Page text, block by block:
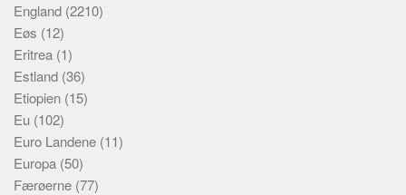
England (2210)
Eøs (12)
Eritrea (1)
Estland (36)
Etiopien (15)
Eu (102)
Euro Landene (11)
Europa (50)
Færøerne (77)